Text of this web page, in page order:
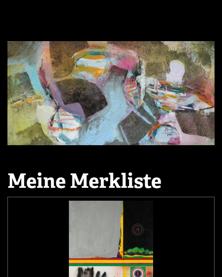
Meine Merkliste